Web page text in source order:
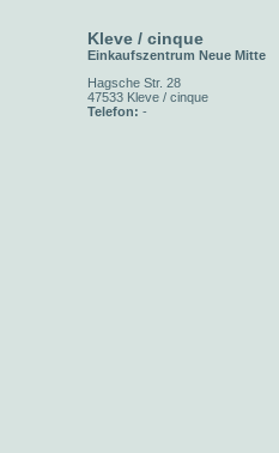
Kleve / cinque
Einkaufszentrum Neue Mitte
Hagsche Str. 28
47533 Kleve / cinque
Telefon: -